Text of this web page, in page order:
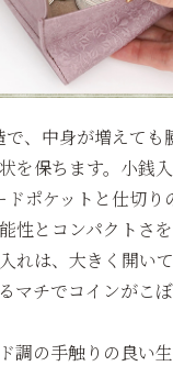
で、中身が増えても
を保ちます。小銭入
ドポケットと仕切り
性とコンパクトさを
れは、大きく開い
マチでコインがこ
調の手触りの良い